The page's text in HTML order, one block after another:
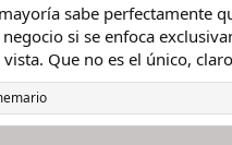
sabe perfectamente
si se enfoca
Que no es el único,